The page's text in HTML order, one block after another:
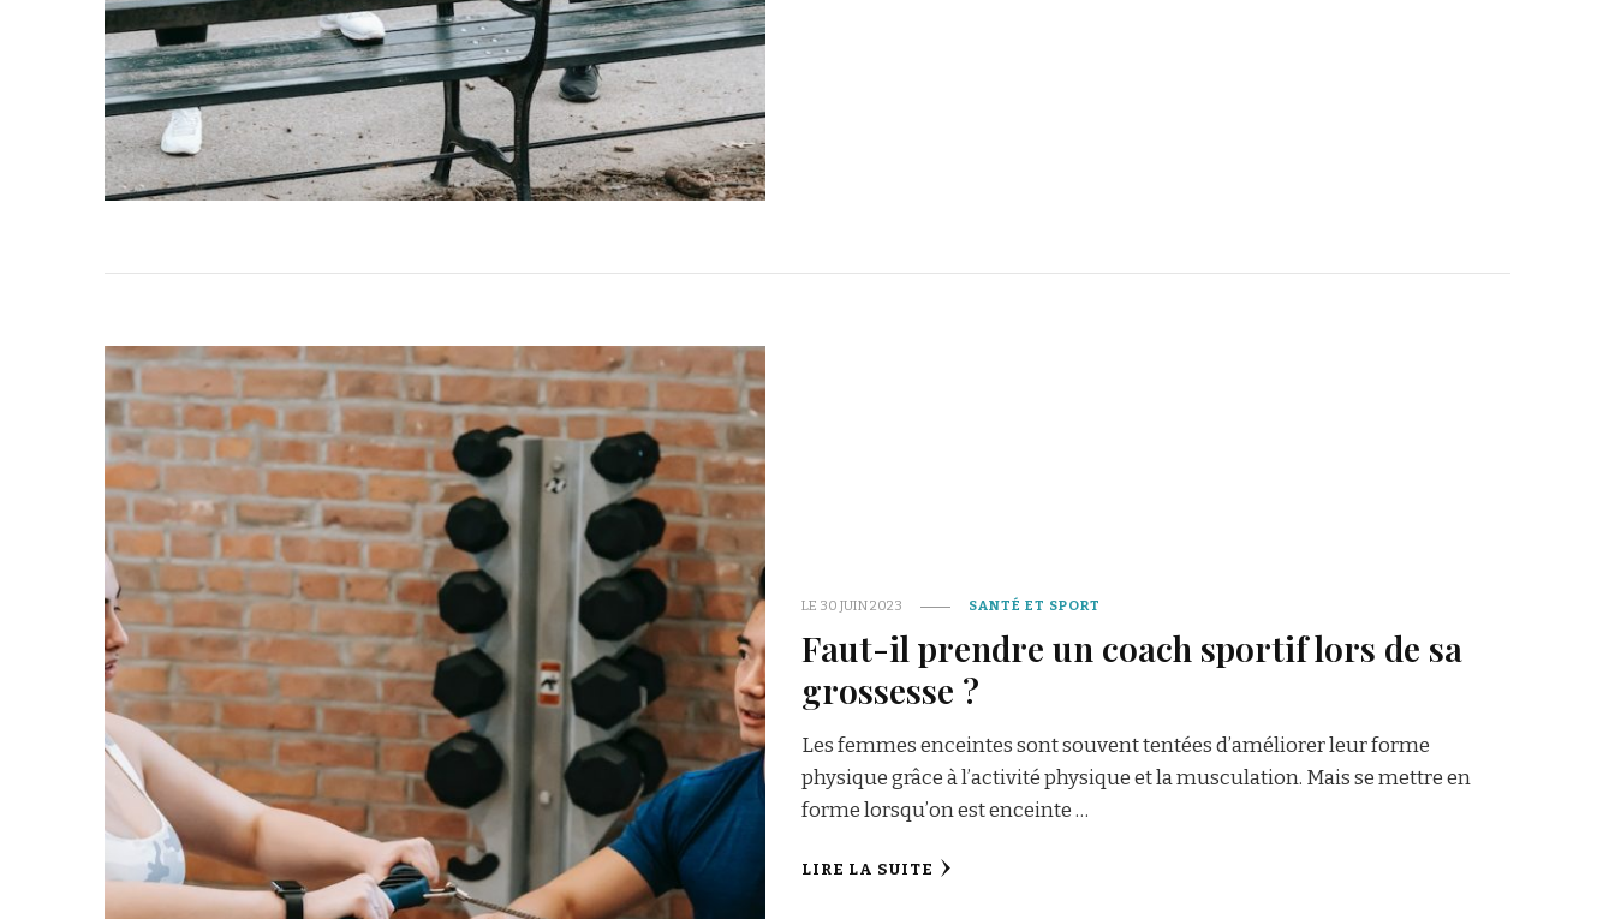
LE 30 JUIN 2023 SANTÉ ET SPORT
Faut-il prendre un coach sportif lors de sa
grossesse ?
Les femmes enceintes sont souvent tentées d’améliorer leur forme
physique grâce à l’activité physique et la musculation. Mais se mettre en
forme lorsqu’on est enceinte …
LIRE LA SUITE